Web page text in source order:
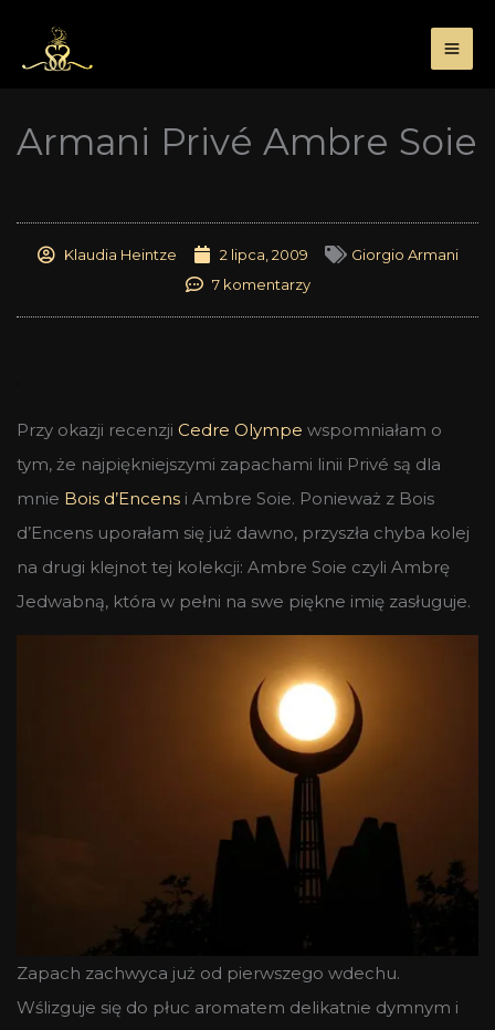
treści
Armani Privé Ambre Soie
Klaudia Heintze 2 lipca, 2009
Giorgio Armani
7 komentarzy
Przy okazji recenzji Cedre Olympe wspomniałam o
tym, że najpiękniejszymi zapachami linii Privé są dla
mnie Bois d’Encens i Ambre Soie. Ponieważ z Bois
d’Encens uporałam się już dawno, przyszła chyba kolej
na drugi klejnot tej kolekcji: Ambre Soie czyli Ambrę
Jedwabną, która w pełni na swe piękne imię zasługuje.
Zapach zachwyca już od pierwszego wdechu.
Wślizguje się do płuc aromatem delikatnie dymnym i